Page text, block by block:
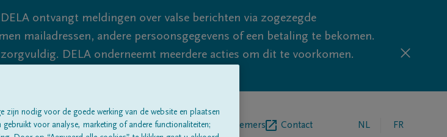
DELA ontvangt meldingen over valse berichten via zogezegde
mailadressen, andere persoonsgegevens of een betaling te bekomen.
DELA onderneemt meerdere acties om dit te voorkomen.
dus blijf waakzaam.
Alle rouwberichten Over onsBegrafenisondernemers Contact NL FR
zijn nodig voor de goede werking van de website en plaatsen
voor analyse, marketing of andere functionaliteiten;